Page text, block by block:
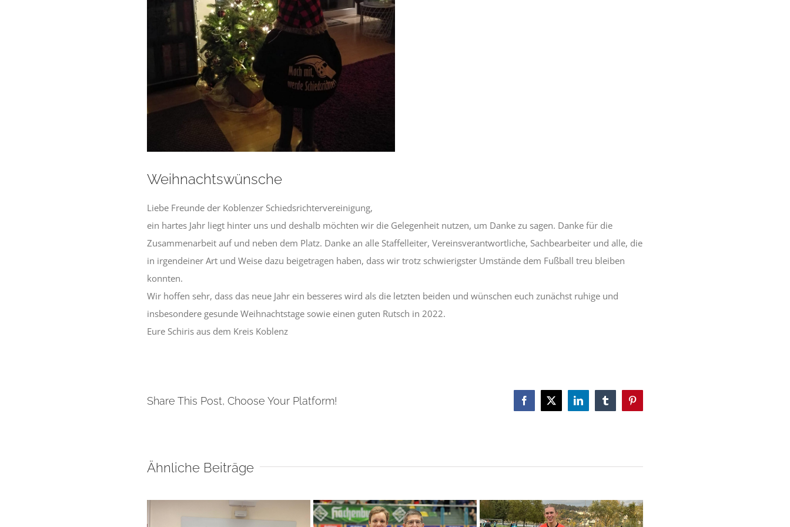
Weihnachtswünsche
Liebe Freunde der Koblenzer Schiedsrichtervereinigung,
ein hartes Jahr liegt hinter uns und deshalb möchten wir die Gelegenheit nutzen, um Danke zu sagen. Danke für die
Zusammenarbeit auf und neben dem Platz. Danke an alle Staffelleiter, Vereinsverantwortliche, Sachbearbeiter und alle, die
in irgendeiner Art und Weise dazu beigetragen haben, dass wir trotz schwierigster Umstände dem Fußball treu bleiben
konnten.
Wir hoffen sehr, dass das neue Jahr ein besseres wird als die letzten beiden und wünschen euch zunächst ruhige und
insbesondere gesunde Weihnachtstage sowie einen guten Rutsch in 2022.
Eure Schiris aus dem Kreis Koblenz
Share This Post, Choose Your Platform! Facebook
X LinkedInTumblrPinterest
Ähnliche Beiträge